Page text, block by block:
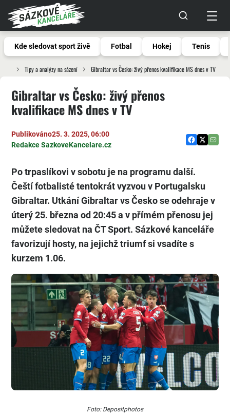
Kde sledovat sport živě Fotbal Hokej Tenis
Tipy a analýzy na sázení Gibraltar vs Česko: živý přenos kvalifikace MS dnes v TV
Gibraltar vs Česko: živý přenos
kvalifikace MS dnes v TV
Publikováno25. 3. 2025, 06:00
Redakce SazkoveKancelare.cz
Po trpaslíkovi v sobotu je na programu další.
Čeští fotbalisté tentokrát vyzvou v Portugalsku
Gibraltar. Utkání Gibraltar vs Česko se odehraje v
úterý 25. března od 20:45 a v přímém přenosu jej
můžete sledovat na ČT Sport. Sázkové kanceláře
favorizují hosty, na jejichž triumf si vsadíte s
kurzem 1.06.
Foto: Depositphotos